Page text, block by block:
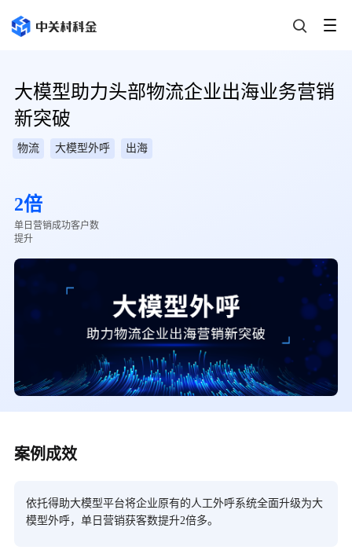
大模型助力头部物流企业出海业务营销
新突破
物流 大模型外呼 出海
2倍
单日营销成功客户数
提升
案例成效
依托得助大模型平台将企业原有的人工外呼系统全面升级为大
模型外呼，单日营销获客数提升2倍多。